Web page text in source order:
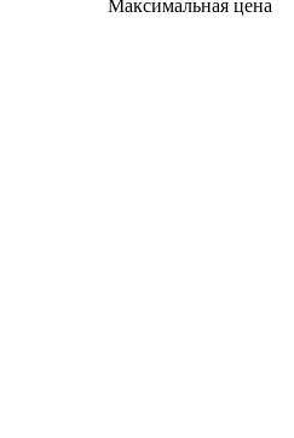
Максимальная цена